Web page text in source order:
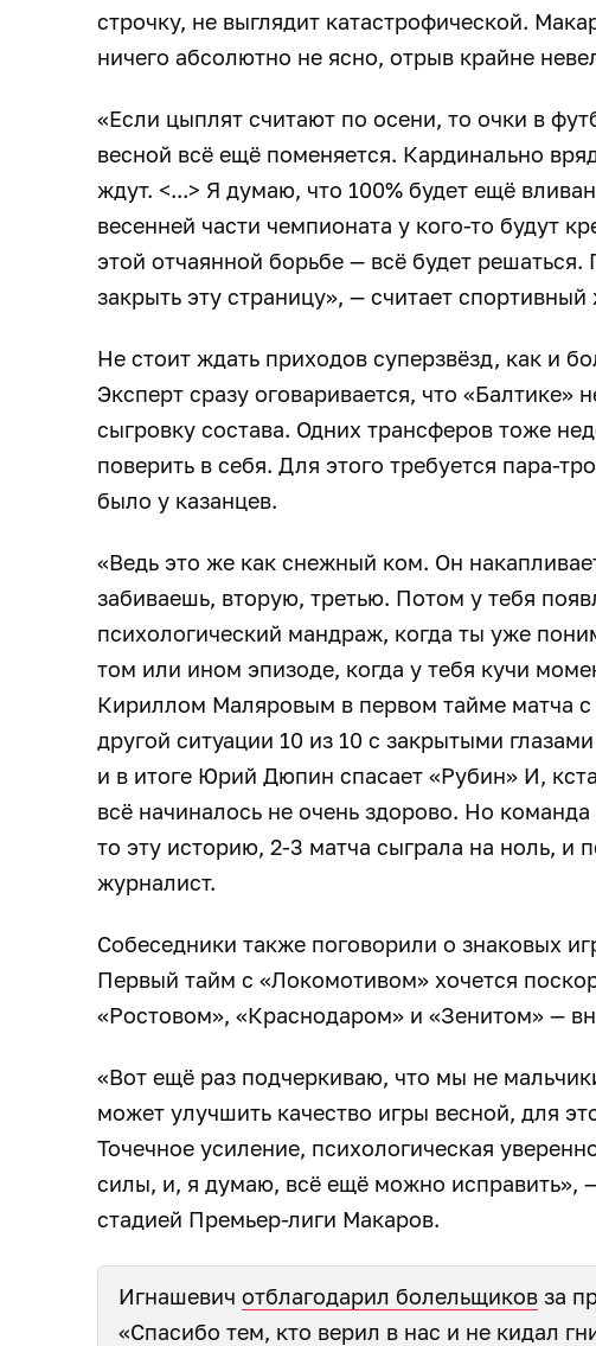
строчку, не выглядит катастрофической.
ничего абсолютно не ясно, отрыв крайне
«Если цыплят считают по осени, то очки в
весной всё ещё поменяется. Кардинально
ждут. <...> Я думаю, что 100% будет ещё
весенней части чемпионата у кого-то будут
этой отчаянной борьбе — всё будет
закрыть эту страницу», — считает спортивный
Не стоит ждать приходов суперзвёзд, как и
Эксперт сразу оговаривается, что «Балтике»
сыгровку состава. Одних трансферов тоже
поверить в себя. Для этого требуется пара-
было у казанцев.
«Ведь это же как снежный ком. Он
забиваешь, вторую, третью. Потом у тебя
психологический мандраж, когда ты уже
том или ином эпизоде, когда у тебя кучи
Кириллом Маляровым в первом тайме матча
другой ситуации 10 из 10 с закрытыми
и в итоге Юрий Дюпин спасает «Рубин» И,
всё начиналось не очень здорово. Но
то эту историю, 2-3 матча сыграла на ноль, и
журналист.
Собеседники также поговорили о знаковых
Первый тайм с «Локомотивом» хочется
«Ростовом», «Краснодаром» и «Зенитом» —
«Вот ещё раз подчеркиваю, что мы не
может улучшить качество игры весной, для
Точечное усиление, психологическая
силы, и, я думаю, всё ещё можно исправить»,
стадией Премьер-лиги Макаров.
Игнашевич отблагодарил болельщиков за
«Спасибо тем, кто верил в нас и не кидал